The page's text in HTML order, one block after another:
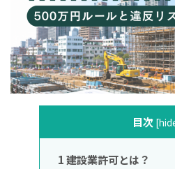
目次 [
1建設業許可とは？